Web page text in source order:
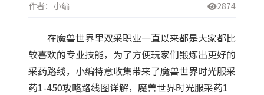
作者：小编 2874
在魔兽世界里双采职业一直以来都是大家都比
较喜欢的专业技能，为了方便玩家们锻炼出更好的
采药路线，小编特意收集带来了魔兽世界时光服采
药1-450攻略路线图详解，魔兽世界时光服采药1